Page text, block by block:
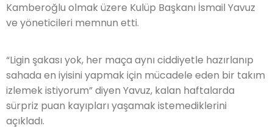
Kamberoğlu olmak üzere Kulüp Başkanı İsmail Yavuz
ve yöneticileri memnun etti.
“Ligin şakası yok, her maça aynı ciddiyetle hazırlanıp
sahada en iyisini yapmak için mücadele eden bir takım
izlemek istiyorum” diyen Yavuz, kalan haftalarda
sürpriz puan kayıpları yaşamak istemediklerini
açıkladı.